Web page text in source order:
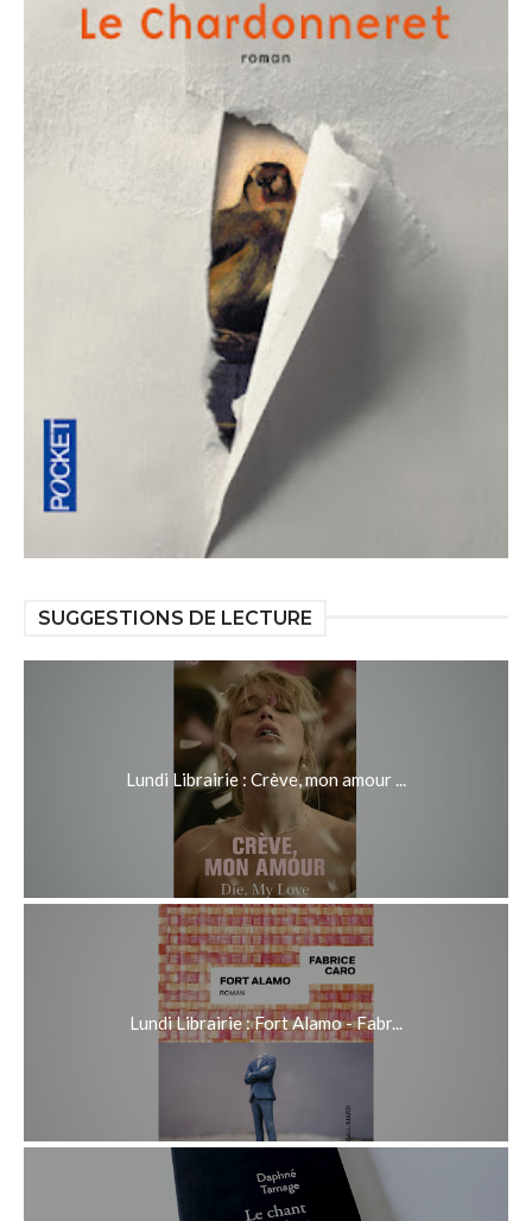
SUGGESTIONS DE LECTURE
Lundi Librairie : Crève, mon amour ...
Lundi Librairie : Fort Alamo - Fabr...